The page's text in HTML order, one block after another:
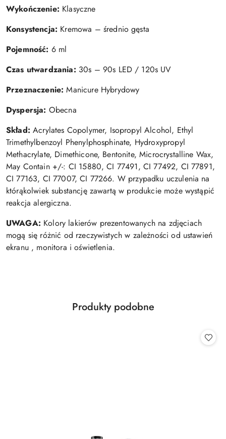
Wykończenie: Klasyczne
Konsystencja: Kremowa – średnio gęsta
Pojemność: 6 ml
Czas utwardzania: 30s – 90s LED / 120s UV
Przeznaczenie: Manicure Hybrydowy
Dyspersja: Obecna
Skład: Acrylates Copolymer, Isopropyl Alcohol, Ethyl
Trimethylbenzoyl Phenylphosphinate, Hydroxypropyl
Methacrylate, Dimethicone, Bentonite, Microcrystalline Wax,
May Contain +/-: CI 15880, CI 77491, CI 77492, CI 77891,
CI 77163, CI 77007, CI 77266. W przypadku uczulenia na
którąkolwiek substancję zawartą w produkcie może wystąpić
reakcja alergiczna.
UWAGA: Kolory lakierów prezentowanych na zdjęciach
mogą się różnić od rzeczywistych w zależności od ustawień
ekranu , monitora i oświetlenia.
Pomiń karuzelę produktów
Produkty
Produkty podobne